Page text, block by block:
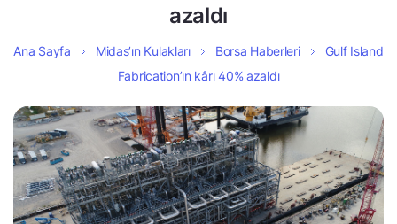
azaldı
Ana Sayfa Midas’ın Kulakları Borsa Haberleri
Gulf Island
Fabrication’ın kârı 40% azaldı